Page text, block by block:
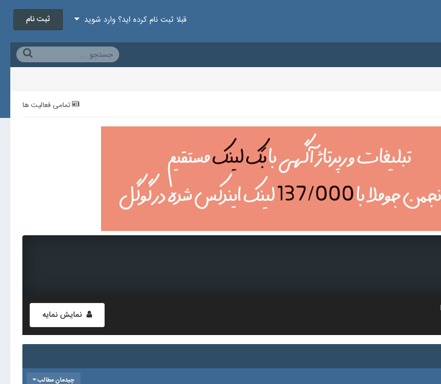
قبلا ثبت نام کرده اید؟ وارد شوید ثبت نام
تمامی فعالیت ها
نمایش نمایه
چیدمان مطالب